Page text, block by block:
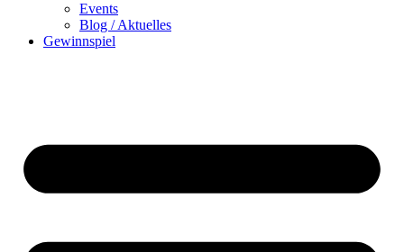
Events
Blog / Aktuelles
Gewinnspiel